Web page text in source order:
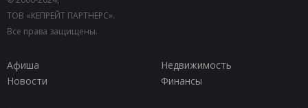
ТОВ «КЕПРЕЙТ ПАРТНЕРС».
Все права защищены.
Афиша
Недвижимость
Новости
Финансы